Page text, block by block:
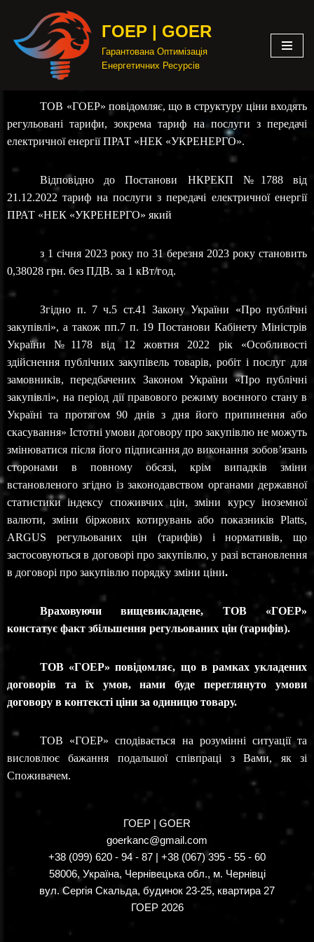
Перейти
до
ГОЕР | GOER
Гарантована Оптимізація
Енергетичних Ресурсів
ТОВ «ГОЕР» повідомляє, що в структуру ціни входять
регульовані тарифи, зокрема тариф на послуги з передачі
електричної енергії ПРАТ «НЕК «УКРЕНЕРГО».
Відповідно до Постанови НКРЕКП №1788 від
21.12.2022 тариф на послуги з передачі електричної енергії
ПРАТ «НЕК «УКРЕНЕРГО» який
з 1 січня 2023 року по 31 березня 2023 року становить
0,38028 грн. без ПДВ. за 1 кВт/год.
Згідно п. 7 ч.5 ст.41 Закону України «Про публічні
закупівлі», а також пп.7 п. 19 Постанови Кабінету Міністрів
України №1178 від 12 жовтня 2022 рік «Особливості
здійснення публічних закупівель товарів, робіт і послуг для
замовників, передбачених Законом України «Про публічні
закупівлі», на період дії правового режиму воєнного стану в
Україні та протягом 90 днів з дня його припинення або
скасування» Істотні умови договору про закупівлю не можуть
змінюватися після його підписання до виконання зобов’язань
сторонами в повному обсязі, крім випадків зміни
встановленого згідно із законодавством органами державної
статистики індексу споживчих цін, зміни курсу іноземної
валюти, зміни біржових котирувань або показників Platts,
ARGUS регульованих цін (тарифів) і нормативів, що
застосовуються в договорі про закупівлю, у разі встановлення
в договорі про закупівлю порядку зміни ціни.
Враховуючи вищевикладене, ТОВ «ГОЕР»
констатує факт збільшення регульованих цін (тарифів).
ТОВ «ГОЕР» повідомляє, що в рамках укладених
договорів та їх умов, нами буде переглянуто умови
договору в контексті ціни за одиницю товару.
ТОВ «ГОЕР» сподівається на розумінні ситуації та
висловлює бажання подальшої співпраці з Вами, як зі
Споживачем.
ГОЕР | GOER
goerkanc@gmail.com
+38 (099) 620 - 94 - 87 | +38 (067) 395 - 55 - 60
58006, Україна, Чернівецька обл., м. Чернівці
вул. Сергія Скальда, будинок 23-25, квартира 27
ГОЕР 2026
| Створено на